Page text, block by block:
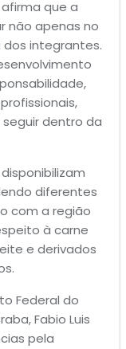
que a
não apenas no
integrantes.
dentro da
diferentes
com a região
à carne
e derivados
Federal do
Fabio Luis
pela